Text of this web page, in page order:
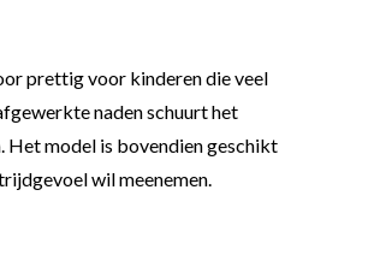
prettig voor kinderen die veel
naden schuurt het
Het model is bovendien geschikt
wil meenemen.